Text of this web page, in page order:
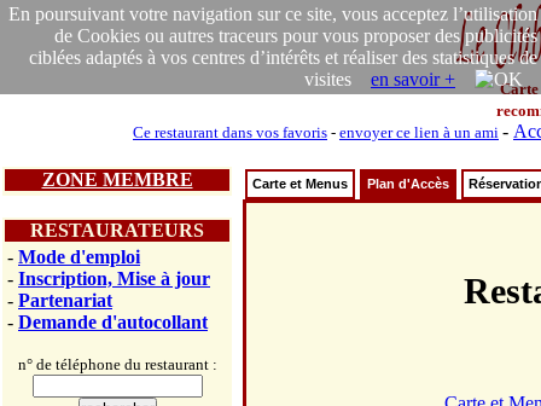
En poursuivant votre navigation sur ce site, vous acceptez l’utilisation
de Cookies ou autres traceurs pour vous proposer des publicités
ciblées adaptés à vos centres d’intérêts et réaliser des statistiques de
visites en savoir +
Carte
Ce restaurant dans vos favoris - envoyer ce lien à un ami -
ZONE MEMBRE
RESTAURATEURS
- Mode d'emploi
- Inscription, Mise à jour
- Partenariat
- Demande d'autocollant
n° de téléphone du restaurant :
Carte et Menus Plan d'Accès